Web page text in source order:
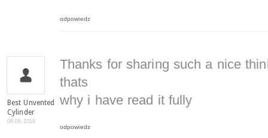
odpowiedz
Best Unvented
Cylinder
08-08-2019
Thanks for sharing such a nice
thats
why i have read it fully
odpowiedz